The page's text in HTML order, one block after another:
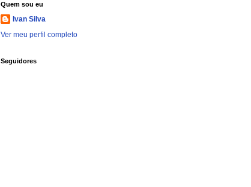
Quem sou eu
Ivan Silva
Ver meu perfil completo
Seguidores